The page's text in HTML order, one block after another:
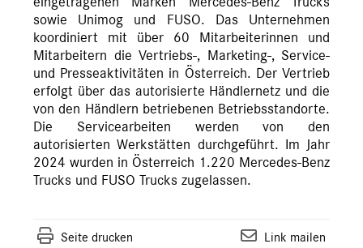
sowie Unimog und FUSO. Das Unternehmen
koordiniert mit über 60 Mitarbeiterinnen und
Mitarbeitern die Vertriebs-, Marketing-, Service-
und Presseaktivitäten in Österreich. Der Vertrieb
erfolgt über das autorisierte Händlernetz und die
von den Händlern betriebenen Betriebsstandorte.
Die Servicearbeiten werden von den
autorisierten Werkstätten durchgeführt. Im Jahr
2024 wurden in Österreich 1.220 Mercedes-Benz
Trucks und FUSO Trucks zugelassen.
Seite drucken Link mailen